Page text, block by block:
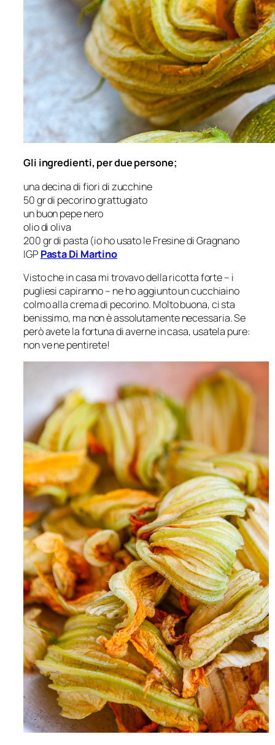
Gli ingredienti, per due persone;
una decina di fiori di zucchine
50 gr di pecorino grattugiato
un buon pepe nero
olio di oliva
200 gr di pasta (io ho usato le Fresine di Gragnano
IGPPasta Di Martino
Visto che in casa mi trovavo della ricotta forte – i
pugliesi capiranno – ne ho aggiunto un cucchiaino
colmo alla crema di pecorino. Molto buona, ci sta
benissimo, ma non è assolutamente necessaria. Se
però avete la fortuna di averne in casa, usatela pure:
non ve ne pentirete!